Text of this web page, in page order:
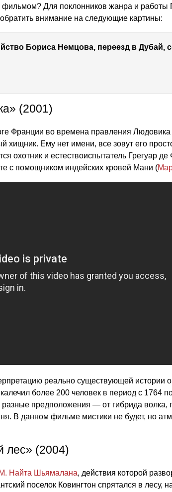
фильмом? Для поклонников жанра и работы
внимание на следующие картины:
(2001)
Франции во времена правления Людовика
хищник. Ему нет имени, все зовут его
охотник и естествоиспытатель Грегуар де
с помощником индейских кровей Мани (
реально существующей истории
более 200 человек в период с 1764
предположения — от гибрида волка,
В данном фильме мистики не будет, но
лес» (2004)
М. Найта Шьямалана, действия которой
поселок Ковингтон спрятался в лесу,